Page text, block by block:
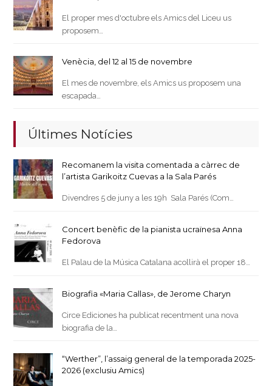
El proper mes d'octubre els Amics del Liceu us
proposem…
Venècia, del 12 al 15 de novembre
El mes de novembre, els Amics us proposem una
escapada…
Últimes Notícies
Recomanem la visita comentada a càrrec de
l’artista Garikoitz Cuevas a la Sala Parés
Divendres 5 de juny a les 19h Sala Parés (Com…
Concert benèfic de la pianista ucraïnesa Anna
Fedorova
El Palau de la Música Catalana acollirà el proper 18…
Biografia «Maria Callas», de Jerome Charyn
Circe Ediciones ha publicat recentment una nova
biografia de la…
“Werther”, l’assaig general de la temporada 2025-
2026 (exclusiu Amics)